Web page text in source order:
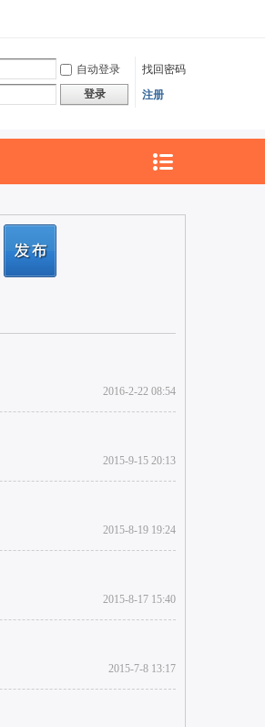
自动登录
找回密码
登录 注册
2016-2-22 08:54
2015-9-15 20:13
2015-8-19 19:24
2015-8-17 15:40
2015-7-8 13:17